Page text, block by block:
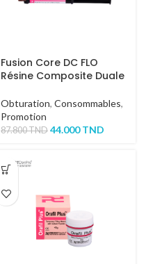
Fusion Core DC FLO
Résine Composite Duale
Obturation, Consommables,
Promotion
87.800TND 44.000TND